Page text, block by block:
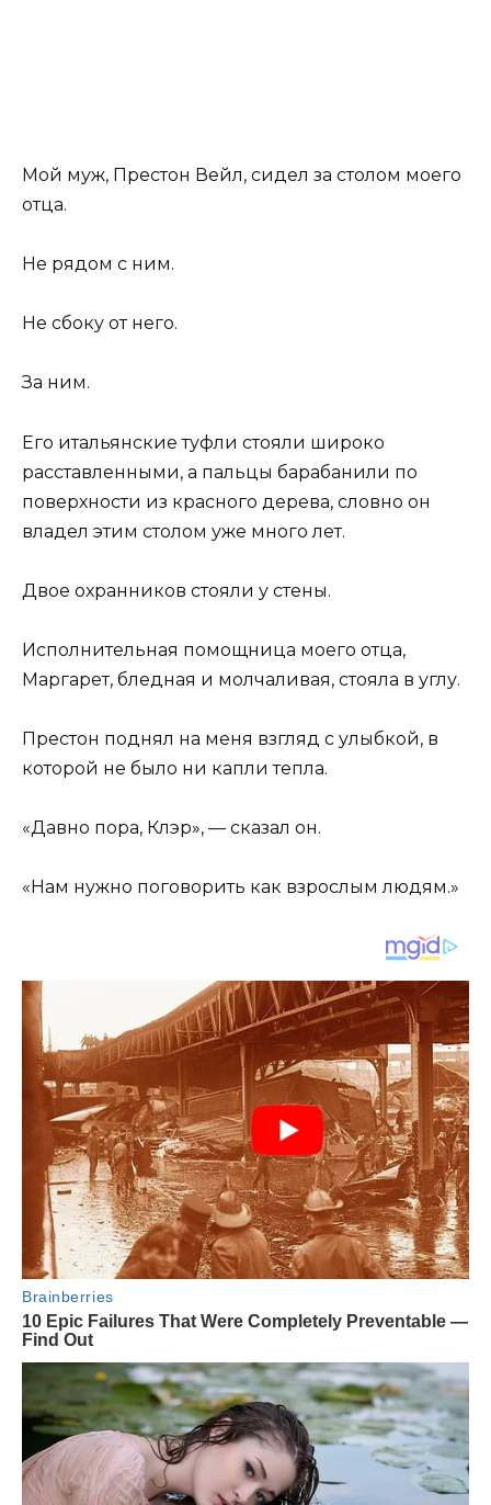
Мой муж, Престон Вейл, сидел за столом моего
отца.
Не рядом с ним.
Не сбоку от него.
За ним.
Его итальянские туфли стояли широко
расставленными, а пальцы барабанили по
поверхности из красного дерева, словно он
владел этим столом уже много лет.
Двое охранников стояли у стены.
Исполнительная помощница моего отца,
Маргарет, бледная и молчаливая, стояла в углу.
Престон поднял на меня взгляд с улыбкой, в
которой не было ни капли тепла.
«Давно пора, Клэр», — сказал он.
«Нам нужно поговорить как взрослым людям.»